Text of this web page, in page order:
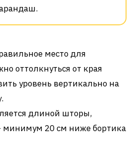
место для
оттолкнуться от края
уровень вертикально на
длиной шторы,
минимум 20 см ниже бортика